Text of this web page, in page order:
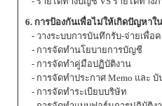
6. การป้องกันเพื่อไม่ให้เกิดปัญหาใ
- วางระบบการบันทึกรับ-จ่ายเพื่อ
- การจัดทำนโยบายการบัญชี
- การจัดทำคู่มือปฏิบัติงาน
- การจัดทำประกาศ Memo และ
- การจัดทำระเบียบบริษัท